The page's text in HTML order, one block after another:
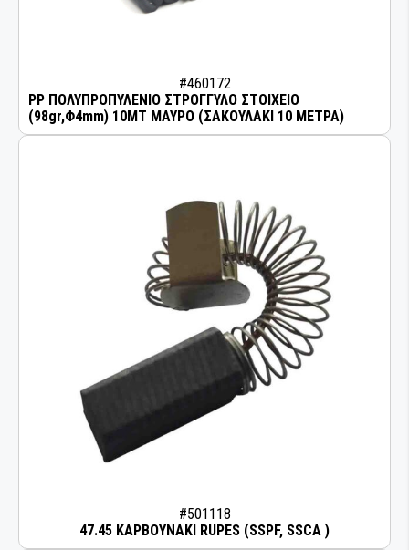
#460172
PP ΠΟΛΥΠΡΟΠΥΛΕΝΙΟ ΣΤΡΟΓΓΥΛΟ ΣΤΟΙΧΕΙΟ
(98gr,Φ4mm) 10MT ΜΑΥΡΟ (ΣΑΚΟΥΛΑΚΙ 10 ΜΕΤΡΑ)
#501118
47.45 ΚΑΡΒΟΥΝΑΚΙ RUPES (SSPF, SSCA )